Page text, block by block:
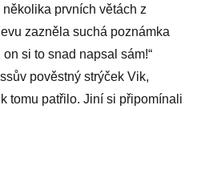
prvních větách z
zazněla suchá poznámka
si to snad napsal sám!“
pověstný strýček Vik,
tomu patřilo. Jiní si připomínali